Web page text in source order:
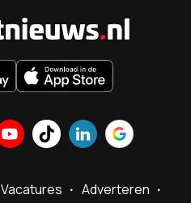
Vacatures Adverteren